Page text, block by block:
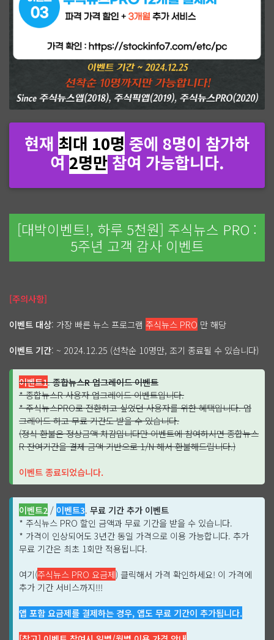
현재 최대 10명 중에 8명이 참가하
여2명만참여 가능합니다.
[대박이벤트!, 하루 5천원] 주식뉴스 PRO :
5주년 고객 감사 이벤트
[주의사항]
이벤트 대상: 가장 빠른 뉴스 프로그램 주식뉴스 PRO 만 해당
이벤트 기간: ~ 2024.12.25 (선착순 10명만, 조기 종료될 수 있습니다)
이벤트1.종합뉴스R 업그레이드 이벤트
* 종합뉴스R 사용자 업그레이드 이벤트입니다.
* 주식뉴스PRO로 전환하고 싶었던 사용자를 위한 혜택입니다. 업
그레이드 하고 무료 기간도 받을 수 있습니다.
(정식 환불은 정상금액 차감입니다만 이벤트에 참여하시면 종합뉴스
R 잔여기간을 결제 금액 기반으로 1/N 해서 환불해드립니다.)
이벤트 종료되었습니다.
이벤트2 / 이벤트3. 무료 기간 추가 이벤트
* 주식뉴스 PRO 할인 금액과 무료 기간을 받을 수 있습니다.
* 가격이 인상되어도 3년간 동일 가격으로 이용 가능합니다. 추가
무료 기간은 최초 1회만 적용됩니다.
여기(주식뉴스 PRO 요금제) 클릭해서 가격 확인하세요! 이 가격에
추가 기간 서비스까지!!!
앱 포함 요금제를 결제하는 경우, 앱도 무료 기간이 추가됩니다.